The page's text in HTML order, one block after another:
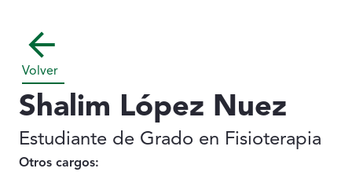
Contenido principal
Volver
Shalim López Nuez
Estudiante de Grado en Fisioterapia
Otros cargos: